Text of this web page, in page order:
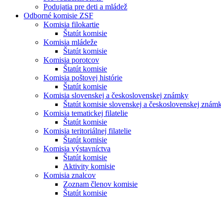
Podujatia pre deti a mládež
Odborné komisie ZSF
Komisia filokartie
Štatút komisie
Komisia mládeže
Štatút komisie
Komisia porotcov
Štatút komisie
Komisia poštovej histórie
Štatút komisie
Komisia slovenskej a československej známky
Štatút komisie slovenskej a československej
Komisia tematickej filatelie
Štatút komisie
Komisia teritoriálnej filatelie
Štatút komisie
Komisia výstavníctva
Štatút komisie
Aktivity komisie
Komisia znalcov
Zoznam členov komisie
Štatút komisie